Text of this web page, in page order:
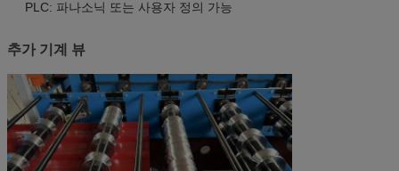
PLC: 파나소닉 또는 사용자 정의 가능
추가 기계 뷰